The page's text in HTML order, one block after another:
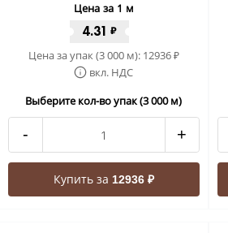
Цена за 1 м
4.31 ₽
Цена за упак (3 000 м): 12936₽
вкл. НДС
Выберите кол-во упак (3 000 м)
- +
Купить за 12936 ₽